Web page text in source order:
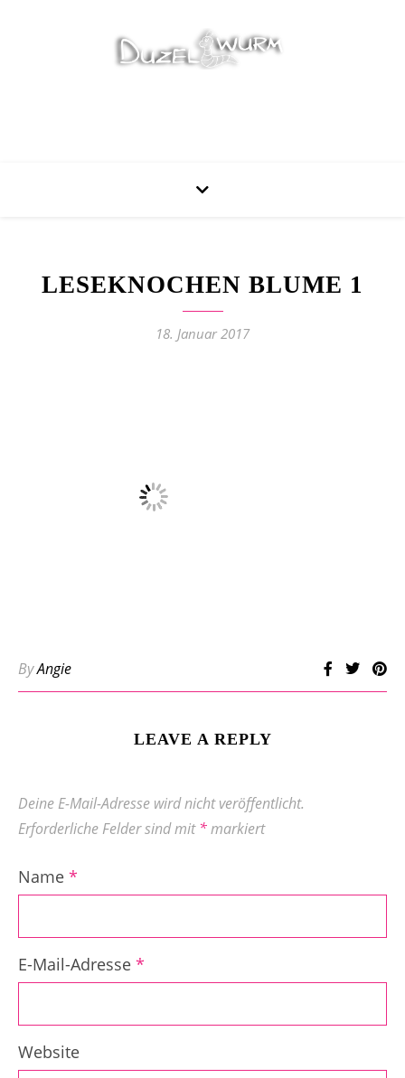
LESEKNOCHEN BLUME 1
18. Januar 2017
ByAngie
LEAVE A REPLY
Deine E-Mail-Adresse wird nicht veröffentlicht.
Erforderliche Felder sind mit*markiert
Name *
E-Mail-Adresse *
Website